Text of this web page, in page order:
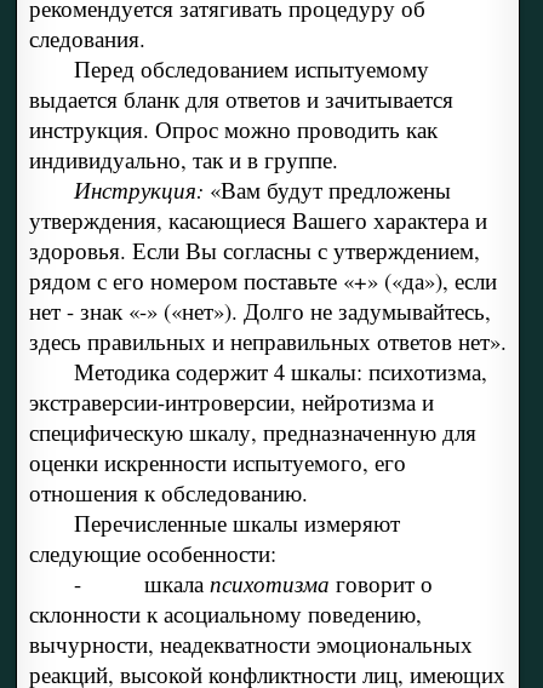
рекомендуется затягивать процедуру об
следования.
Перед обследованием испытуемому
выдается бланк для ответов и зачитывается
инструкция. Опрос можно проводить как
индивидуально, так и в группе.
Инструкция: «Вам будут предложены
утверждения, касающиеся Вашего характера и
здоровья. Если Вы согласны с утверждением,
рядом с его номером поставьте «+» («да»), если
нет - знак «-» («нет»). Долго не задумывайтесь,
здесь правильных и неправильных ответов нет».
Методика содержит 4 шкалы: психотизма,
экстраверсии-интроверсии, нейротизма и
специфическую шкалу, предназначенную для
оценки искренности испытуемого, его
отношения к обследованию.
Перечисленные шкалы измеряют
следующие особенности:
- шкала психотизма говорит о
склонности к асоциальному поведению,
вычурности, неадекватности эмоциональных
реакций, высокой конфликтности лиц, имеющих